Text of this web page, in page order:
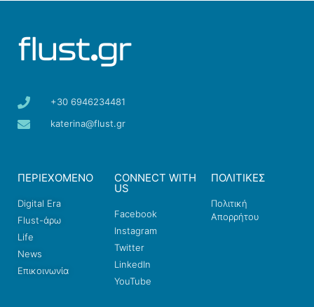
+30 6946234481
katerina@flust.gr
ΠΕΡΙΕΧΟΜΕΝΟ
Digital Era
Flust-άρω
Life
News
Επικοινωνία
CONNECT WITH
US
Facebook
Instagram
Twitter
LinkedIn
YouTube
ΠΟΛΙΤΙΚΕΣ
Πολιτική
Απορρήτου